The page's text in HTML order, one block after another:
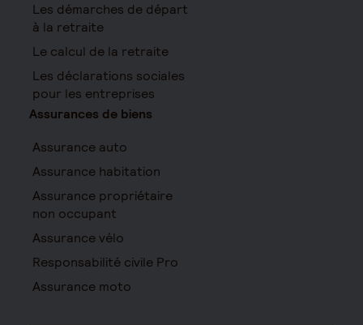
Les démarches de départ
à la retraite
Le calcul de la retraite
Les déclarations sociales
pour les entreprises
Assurances de biens
Assurance auto
Assurance habitation
Assurance propriétaire
non occupant
Assurance vélo
Responsabilité civile Pro
Assurance moto